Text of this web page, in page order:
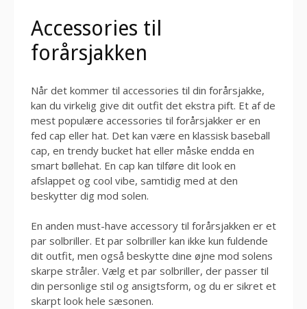
Accessories til
forårsjakken
Når det kommer til accessories til din forårsjakke,
kan du virkelig give dit outfit det ekstra pift. Et af de
mest populære accessories til forårsjakker er en
fed cap eller hat. Det kan være en klassisk baseball
cap, en trendy bucket hat eller måske endda en
smart bøllehat. En cap kan tilføre dit look en
afslappet og cool vibe, samtidig med at den
beskytter dig mod solen.
En anden must-have accessory til forårsjakken er et
par solbriller. Et par solbriller kan ikke kun fuldende
dit outfit, men også beskytte dine øjne mod solens
skarpe stråler. Vælg et par solbriller, der passer til
din personlige stil og ansigtsform, og du er sikret et
skarpt look hele sæsonen.